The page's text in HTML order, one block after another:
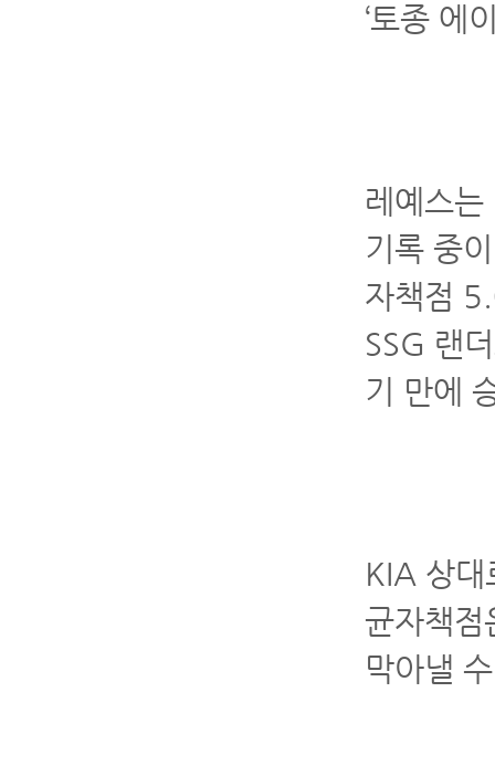
‘토종 에
레예스
기록 중
자책점
SSG 랜
기 만에
KIA 상대
균자책
막아낼